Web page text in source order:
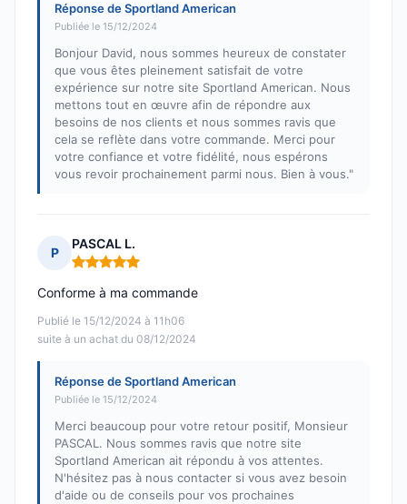
Réponse de Sportland American
Publiée le 15/12/2024
Bonjour David, nous sommes heureux de constater
que vous êtes pleinement satisfait de votre
expérience sur notre site Sportland American. Nous
mettons tout en œuvre afin de répondre aux
besoins de nos clients et nous sommes ravis que
cela se reflète dans votre commande. Merci pour
votre confiance et votre fidélité, nous espérons
vous revoir prochainement parmi nous. Bien à vous."
P
PASCAL L.
Note : 5 sur 5
Publié le 15/12/2024 à 11h06
suite à un achat du 08/12/2024
Conforme à ma commande
Réponse de Sportland American
Publiée le 15/12/2024
Merci beaucoup pour votre retour positif, Monsieur
PASCAL. Nous sommes ravis que notre site
Sportland American ait répondu à vos attentes.
N'hésitez pas à nous contacter si vous avez besoin
d'aide ou de conseils pour vos prochaines